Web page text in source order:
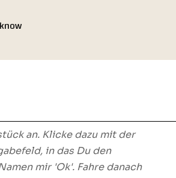
an. Klicke dazu mit der
in das Du den
mir 'Ok'. Fahre danach